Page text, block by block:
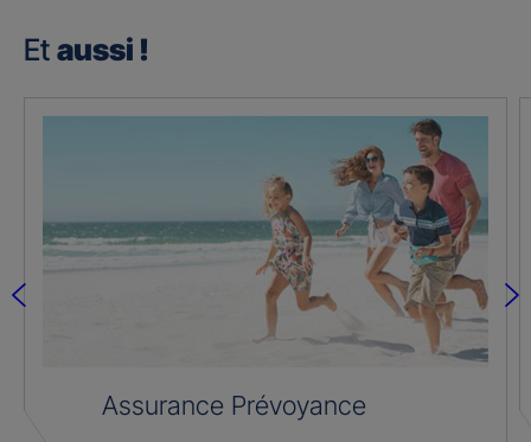
Et aussi !
Assurance Prévoyance